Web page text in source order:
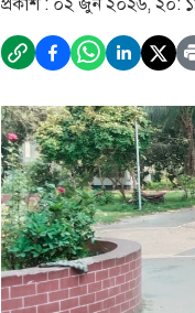
প্রকাশ : ০২ জুন ২০২৬, ২০: